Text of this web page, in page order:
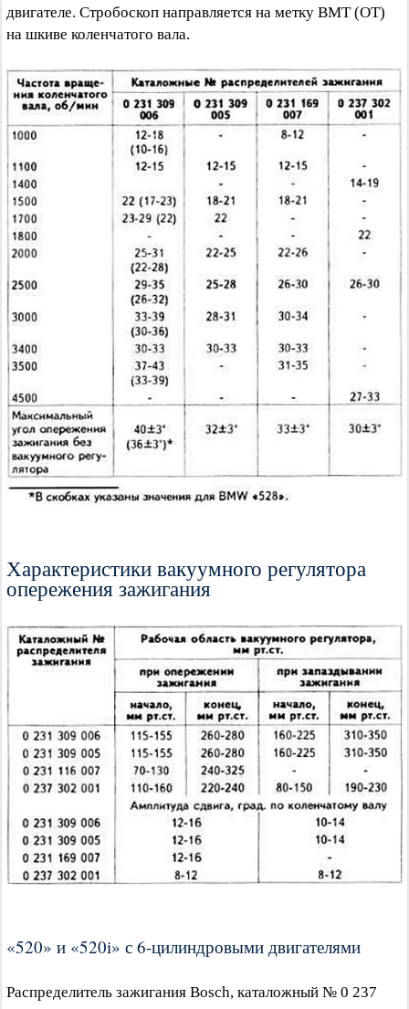
двигателе. Стробоскоп направляется на метку ВМТ (ОТ)
на шкиве коленчатого вала.
Характеристики вакуумного регулятора
опережения зажигания
«520» и «520i» с 6-цилиндровыми двигателями
Распределитель зажигания Bosch, каталожный № 0 237